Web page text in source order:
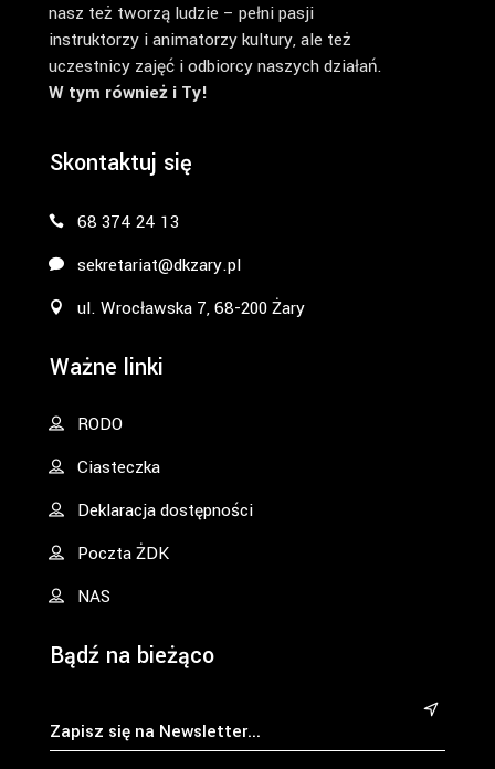
nasz też tworzą ludzie – pełni pasji
instruktorzy i animatorzy kultury, ale też
uczestnicy zajęć i odbiorcy naszych działań.
W tym również i Ty!
Skontaktuj się
68 374 24 13
sekretariat@dkzary.pl
ul. Wrocławska 7, 68-200 Żary
Ważne linki
RODO
Ciasteczka
Deklaracja dostępności
Poczta ŻDK
NAS
Bądź na bieżąco
&